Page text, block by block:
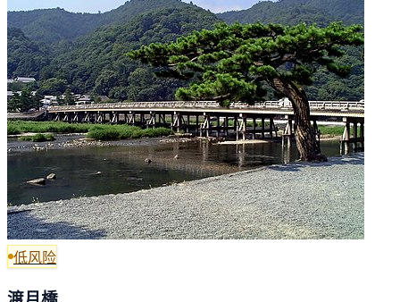
低风险